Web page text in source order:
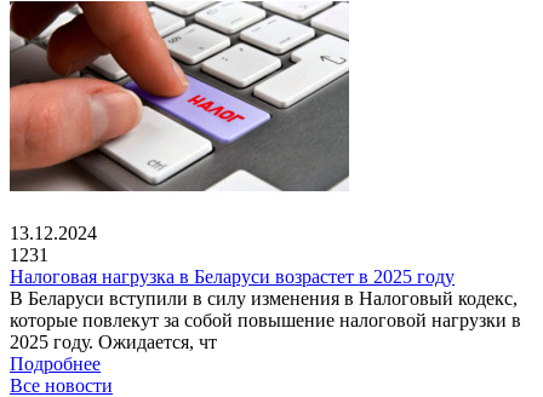
13.12.2024
1231
Налоговая нагрузка в Беларуси возрастет в 2025 году
В Беларуси вступили в силу изменения в Налоговый кодекс,
которые повлекут за собой повышение налоговой нагрузки в
2025 году. Ожидается, чт
Подробнее
Все новости